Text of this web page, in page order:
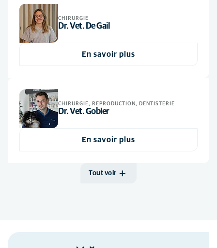
CHIRURGIE
Dr. Vet. De Gail
En savoir plus
CHIRURGIE, REPRODUCTION, DENTISTERIE
Dr. Vet. Gobier
En savoir plus
Tout voir